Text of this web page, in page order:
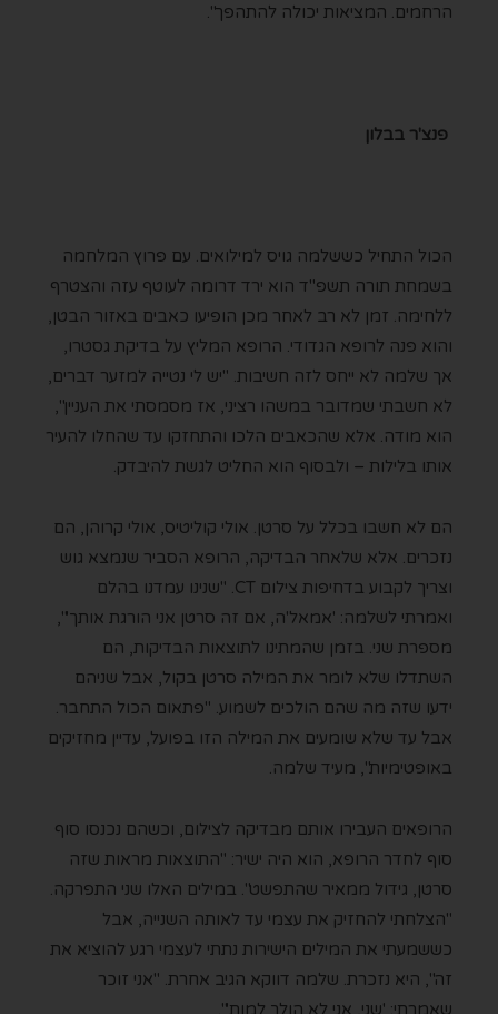
הרחמים. המציאות יכולה להתהפך".
פנצ'ר בבלון
הכול התחיל כששלמה גויס למילואים. עם פרוץ המלחמה
בשמחת תורה תשפ"ד הוא ירד דרומה לעוטף עזה והצטרף
ללחימה. זמן לא רב לאחר מכן הופיעו כאבים באזור הבטן,
והוא פנה לרופא הגדודי. הרופא המליץ על בדיקת גסטרו,
אך שלמה לא ייחס לזה חשיבות. "יש לי נטייה למזער דברים,
לא חשבתי שמדובר במשהו רציני, אז מסמסתי את העניין",
הוא מודה. אלא שהכאבים הלכו והתחזקו עד שהחלו להעיר
אותו בלילות – ולבסוף הוא החליט לגשת להיבדק.
הם לא חשבו בכלל על סרטן. אולי קוליטיס, אולי קרוהן, הם
נזכרים. אלא שלאחר הבדיקה, הרופא הסביר שנמצא גוש
וצריך לקבוע בדחיפות צילום CT. "שנינו עמדנו בהלם
ואמרתי לשלמה: 'אמאל'ה, אם זה סרטן אני הורגת אותך'",
מספרת שני. בזמן שהמתינו לתוצאות הבדיקות, הם
השתדלו שלא לומר את המילה סרטן בקול, אבל שניהם
ידעו שזה מה שהם הולכים לשמוע. "פתאום הכול התחבר.
אבל עד שלא שומעים את המילה הזו בפועל, עדיין מחזיקים
באופטימיות", מעיד שלמה.
הרופאים העבירו אותם מבדיקה לצילום, וכשהם נכנסו סוף
סוף לחדר הרופא, הוא היה ישיר: "התוצאות מראות שזה
סרטן, גידול ממאיר שהתפשט". במילים האלו שני התפרקה.
"הצלחתי להחזיק את עצמי עד לאותה השנייה, אבל
כששמעתי את המילים הישירות נתתי לעצמי רגע להוציא את
זה", היא נזכרת. שלמה דווקא הגיב אחרת. "אני זוכר
שאמרתי: 'שני, אני לא הולך למות'".